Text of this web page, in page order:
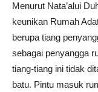
Menurut Nata’alui
keunikan Rumah
berupa tiang
sebagai penyangga
tiang-tiang ini tidak
batu. Pintu masuk